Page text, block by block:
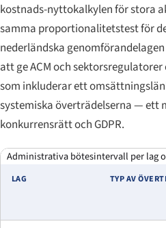
kostnads-nyttokalkylen för stora
samma proportionalitetstest för
nederländska
att ge ACM och
som inkluderar ett
systemiska överträdelserna — ett
konkurrensrätt och GDPR.
Administrativa bötesintervall per lag
LAG TYP AV